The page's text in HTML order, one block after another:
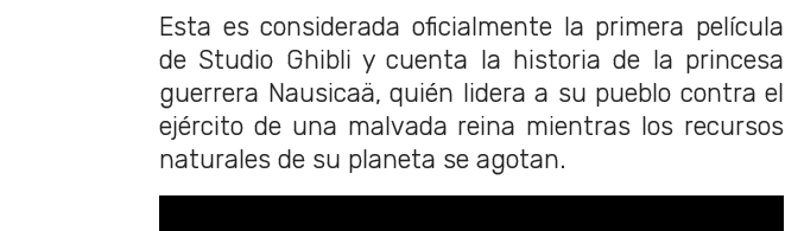
Esta es considerada oficialmente la primera película
de Studio Ghibli y cuenta la historia de la princesa
guerrera Nausicaä, quién lidera a su pueblo contra el
ejército de una malvada reina mientras los recursos
naturales de su planeta se agotan.